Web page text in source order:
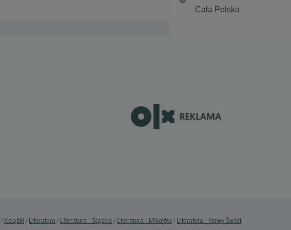
Książki Literatura Literatura - Śląskie Literatura - Mikołów Literatura - Nowy Świat